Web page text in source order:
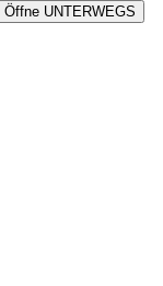
Öffne UNTERWEGS